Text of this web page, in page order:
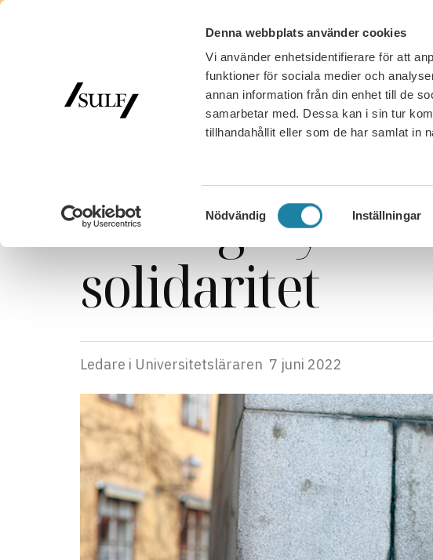
Denna webbplats använder cookies
Vi använder enhetsidentifierare för att
funktioner för sociala medier och
annan information från din enhet till de
samarbetar med. Dessa kan i sin tur
tillhandahållit eller som de har samlat in
Samtyckesval
Nödvändig Inställningar
MEDLEMSKAP
Facklig styrka
solidaritet
Ledare i Universitetsläraren 7 juni 2022